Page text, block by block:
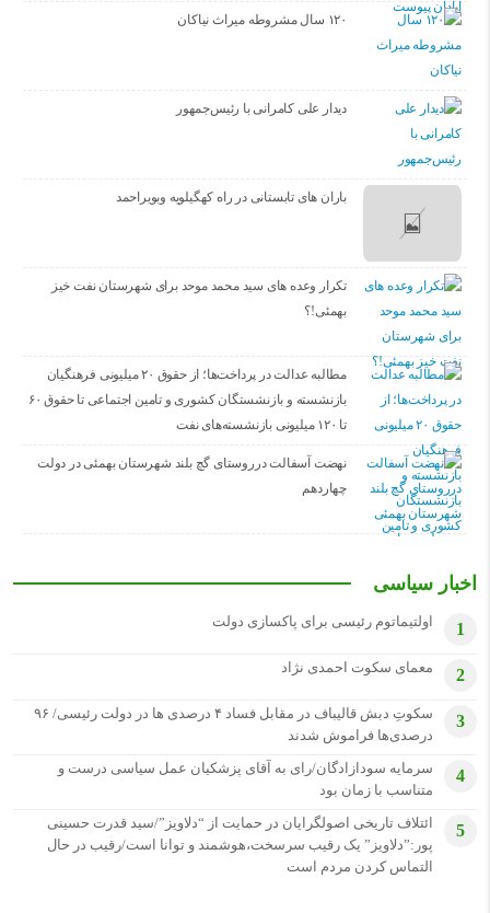
۱۲۰ سال مشروطه میراث نیاکان
دیدار علی کامرانی با رئیس‌جمهور
باران های تابستانی در راه کهگیلویه وبویراحمد
تکرار وعده های سید محمد موحد برای شهرستان نفت خیز
بهمئی!؟
مطالبه عدالت در پرداخت‌ها؛ از حقوق ۲۰ میلیونی فرهنگیان
بازنشسته و بازنشستگان کشوری و تامین اجتماعی تا حقوق ۶۰
تا ۱۲۰ میلیونی بازنشسته‌های نفت
نهضت آسفالت درروستای گچ بلند شهرستان بهمئی در دولت
چهاردهم
اخبار سیاسی
1 اولتیماتوم رئیسی برای پاکسازی دولت
2 معمای سکوت احمدی نژاد
3
سکوتِ دبش قالیباف در مقابل فساد ۴ درصدی ها در دولت رئیسی/ ۹۶
درصدی‌ها فراموش شدند
4
سرمایه سودازادگان/رای به آقای پزشکیان عمل سیاسی درست و
متناسب با زمان بود
5
ائتلاف تاریخی اصولگرایان در حمایت از “دلاویز”/سید قدرت حسینی
پور:”دلاویز” یک رقیب سرسخت،هوشمند و توانا است/رقیب در حال
التماس کردن مردم است